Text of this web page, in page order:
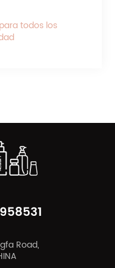
todos los
Road,